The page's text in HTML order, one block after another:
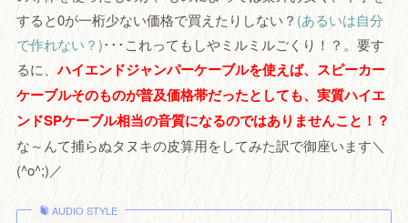
すると0が一桁少ない価格で買えたりしない？ (あるいは自分
で作れない？)･･･これってもしやミルミルごくり！？。要す
るに、ハイエンドジャンパーケーブルを使えば、スピーカー
ケーブルそのものが普及価格帯だったとしても、実質ハイエ
ンドSPケーブル相当の音質になるのではありませんこと！？
な～んて捕らぬタヌキの皮算用をしてみた訳で御座います＼
(^o^;)／
AUDIO STYLE